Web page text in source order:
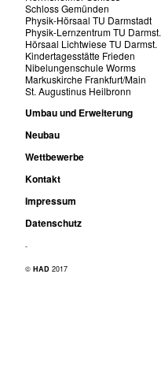
Schloss Gemünden
Physik-Hörsaal TU Darmstadt
Physik-Lernzentrum TU Darmst.
Hörsaal Lichtwiese TU Darmst.
Kindertagesstätte Frieden
Nibelungenschule Worms
Markuskirche Frankfurt/Main
St. Augustinus Heilbronn
Umbau und Erweiterung
Neubau
Wettbewerbe
Kontakt
Impressum
Datenschutz
-
© HAD 2017